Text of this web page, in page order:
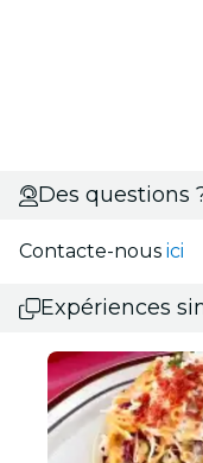
Des questions
Contacte-nous ici
Expériences